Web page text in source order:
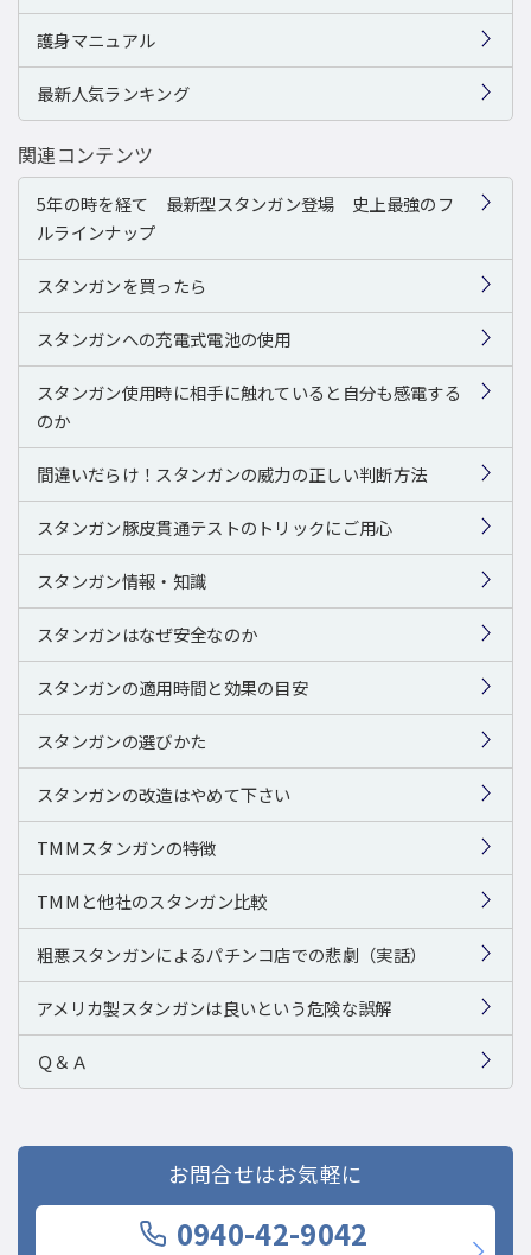
護身マニュアル
最新人気ランキング
関連コンテンツ
5年の時を経て 最新型スタンガン登場 史上最強のフ
ルラインナップ
スタンガンを買ったら
スタンガンへの充電式電池の使用
スタンガン使用時に相手に触れていると自分も感電する
のか
間違いだらけ！スタンガンの威力の正しい判断方法
スタンガン豚皮貫通テストのトリックにご用心
スタンガン情報・知識
スタンガンはなぜ安全なのか
スタンガンの適用時間と効果の目安
スタンガンの選びかた
スタンガンの改造はやめて下さい
TMMスタンガンの特徴
TMMと他社のスタンガン比較
粗悪スタンガンによるパチンコ店での悲劇（実話）
アメリカ製スタンガンは良いという危険な誤解
Ｑ＆Ａ
お問合せはお気軽に
0940-42-9042